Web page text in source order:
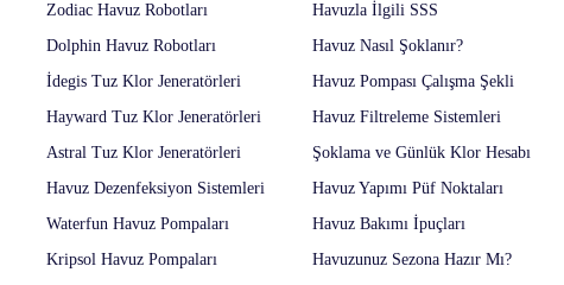
Zodiac Havuz Robotları
Dolphin Havuz Robotları
İdegis Tuz Klor Jeneratörleri
Hayward Tuz Klor Jeneratörleri
Astral Tuz Klor Jeneratörleri
Havuz Dezenfeksiyon Sistemleri
Waterfun Havuz Pompaları
Kripsol Havuz Pompaları
Havuzla İlgili SSS
Havuz Nasıl Şoklanır?
Havuz Pompası Çalışma Şekli
Havuz Filtreleme Sistemleri
Şoklama ve Günlük Klor Hesabı
Havuz Yapımı Püf Noktaları
Havuz Bakımı İpuçları
Havuzunuz Sezona Hazır Mı?